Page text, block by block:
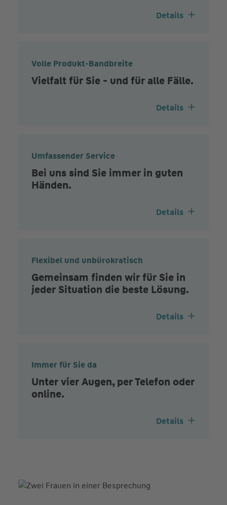
Details
Volle Produkt-Bandbreite
Vielfalt für Sie - und für alle Fälle.
Details
Umfassender Service
Bei uns sind Sie immer in guten
Händen.
Details
Flexibel und unbürokratisch
Gemeinsam finden wir für Sie in
jeder Situation die beste Lösung.
Details
Immer für Sie da
Unter vier Augen, per Telefon oder
online.
Details